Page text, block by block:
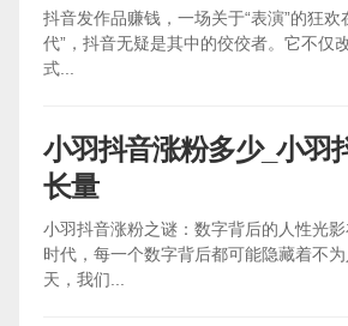
抖音发作品赚钱，一场关于“表演”的狂欢
代”，抖音无疑是其中的佼佼者。它不仅
式...
小羽抖音涨粉多少_小羽
长量
小羽抖音涨粉之谜：数字背后的人性光
时代，每一个数字背后都可能隐藏着不
天，我们...